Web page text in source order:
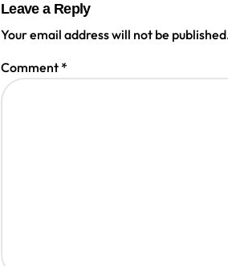
a
t
i
Leave a Reply
Your email address will not be
Comment*